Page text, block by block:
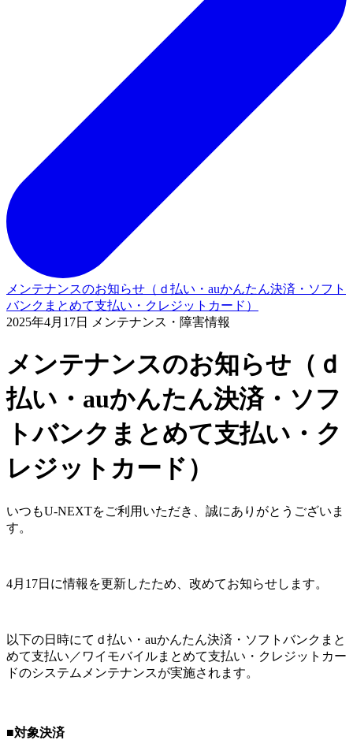
メンテナンスのお知らせ（ｄ払い・auかんたん決済・ソフト
バンクまとめて支払い・クレジットカード）
2025年4月17日 メンテナンス・障害情報
メンテナンスのお知らせ（ｄ
払い・auかんたん決済・ソフ
トバンクまとめて支払い・ク
レジットカード）
いつもU-NEXTをご利用いただき、誠にありがとうございま
す。
4月17日に情報を更新したため、改めてお知らせします。
以下の日時にてｄ払い・auかんたん決済・ソフトバンクまと
めて支払い／ワイモバイルまとめて支払い・クレジットカー
ドのシステムメンテナンスが実施されます。
■対象決済